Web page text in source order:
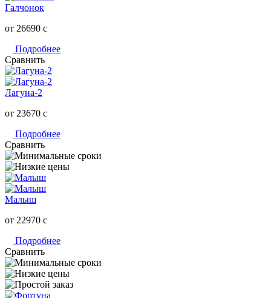
Галчонок
от 26690 c
Подробнее
Сравнить
Лагуна-2
от 23670 c
Подробнее
Сравнить
Малыш
от 22970 c
Подробнее
Сравнить